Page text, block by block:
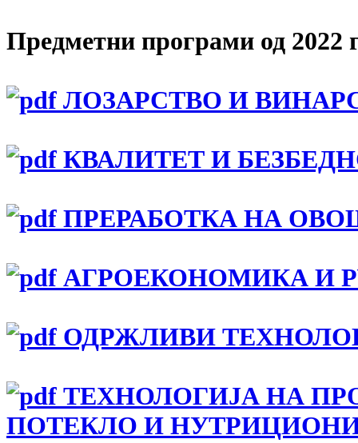
Предметни програми од 2022
ЛОЗАРСТВО И
КВАЛИТЕТ И
ПРЕРАБОТКА НА
АГРОЕКОНОМИКА И
ОДРЖЛИВИ
ТЕХНОЛОГИЈА НА
ПОТЕКЛО И